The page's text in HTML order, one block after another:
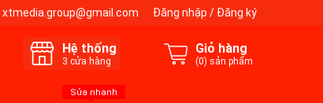
xtmedia.group@gmail.com Đăng nhập / Đăng ký
Hệ thống
3 cửa hàng
Giỏ hàng
(0) sản phẩm
Sửa nhanh